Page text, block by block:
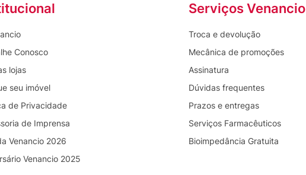
Conosco
lojas
seu imóvel
de Privacidade
de Imprensa
Venancio 2026
Venancio 2025
Serviços Venancio
Troca e devolução
Mecânica de promoções
Assinatura
Dúvidas frequentes
Prazos e entregas
Serviços Farmacêuticos
Bioimpedância Gratuita